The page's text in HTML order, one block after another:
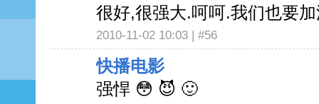
很好,很强大.呵呵.我们也要
2010-11-02 10:03 | #56
快播电影
强悍 😳 😈 🙂